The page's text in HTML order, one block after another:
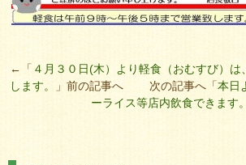
←「 ４月３０日(木）より軽食（おむすび）
します。 」前の記事へ 次の記事へ「本日
ーライス等店内飲食できます。